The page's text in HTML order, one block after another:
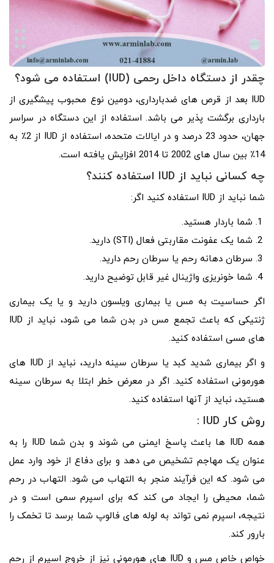
چقدر از دستگاه داخل رحمی (IUD) استفاده می شود؟
IUD بعد از قرص های ضدبارداری، دومین نوع محبوب پیشگیری از
بارداری برگشت پذیر می باشد. استفاده از این دستگاه در سراسر
جهان، حدود 23 درصد و در ایالات متحده، استفاده از IUD از 2٪ به
14٪ بین سال های 2002 تا 2014 افزایش یافته است.
چه کسانی نباید از IUD استفاده کنند؟
شما نباید از IUD استفاده کنید اگر:
شما باردار هستید.
شما یک عفونت مقاربتی فعال (STI) دارید.
سرطان دهانه رحم یا سرطان رحم دارید.
شما خونریزی واژینال غیر قابل توضیح دارید.
اگر حساسیت به مس یا بیماری ویلسون دارید و یا یک بیماری
ژنتیکی که باعث تجمع مس در بدن شما می شود، نباید از IUD
های مسی استفاده کنید.
و اگر بیماری شدید کبد یا سرطان سینه دارید، نباید از IUD های
هورمونی استفاده کنید. اگر در معرض خطر ابتلا به سرطان سینه
هستید، نباید از آنها استفاده کنید.
روش کار IUD :
همه IUD ها باعث پاسخ ایمنی می شوند و بدن شما IUD را به
عنوان یک مهاجم تشخیص می دهد و برای دفاع از خود وارد عمل
می شود. که این فرآیند منجر به التهاب می شود. التهاب در رحم
شما، محیطی را ایجاد می کند که برای اسپرم سمی است و در
نتیجه، اسپرم نمی تواند به لوله های فالوپ شما برسد تا تخمک را
بارور کند.
خواص خاص مس و IUD های هورمونی نیز از خروج اسپرم از رحم